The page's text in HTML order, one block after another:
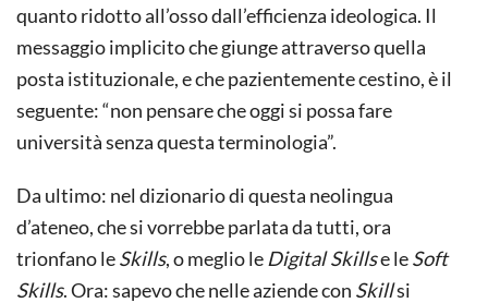
quanto ridotto all’osso dall’efficienza ideologica. Il
messaggio implicito che giunge attraverso quella
posta istituzionale, e che pazientemente cestino, è il
seguente: “non pensare che oggi si possa fare
università senza questa terminologia”.
Da ultimo: nel dizionario di questa neolingua
d’ateneo, che si vorrebbe parlata da tutti, ora
trionfano leSkills, o meglio le Digital Skillse leSoft
Skills. Ora: sapevo che nelle aziende con Skillsi